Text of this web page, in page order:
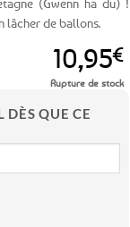
(Gwenn ha du) !
lâcher de ballons.
10,95€
Rupture de stock
DÈS QUE CE